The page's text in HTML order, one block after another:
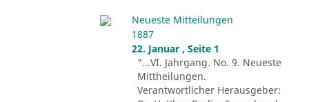
Neueste Mitteilungen
1887
22. Januar , Seite 1
"...VI. Jahrgang. No. 9. Neueste
Mittheilungen.
Verantwortlicher Herausgeber: